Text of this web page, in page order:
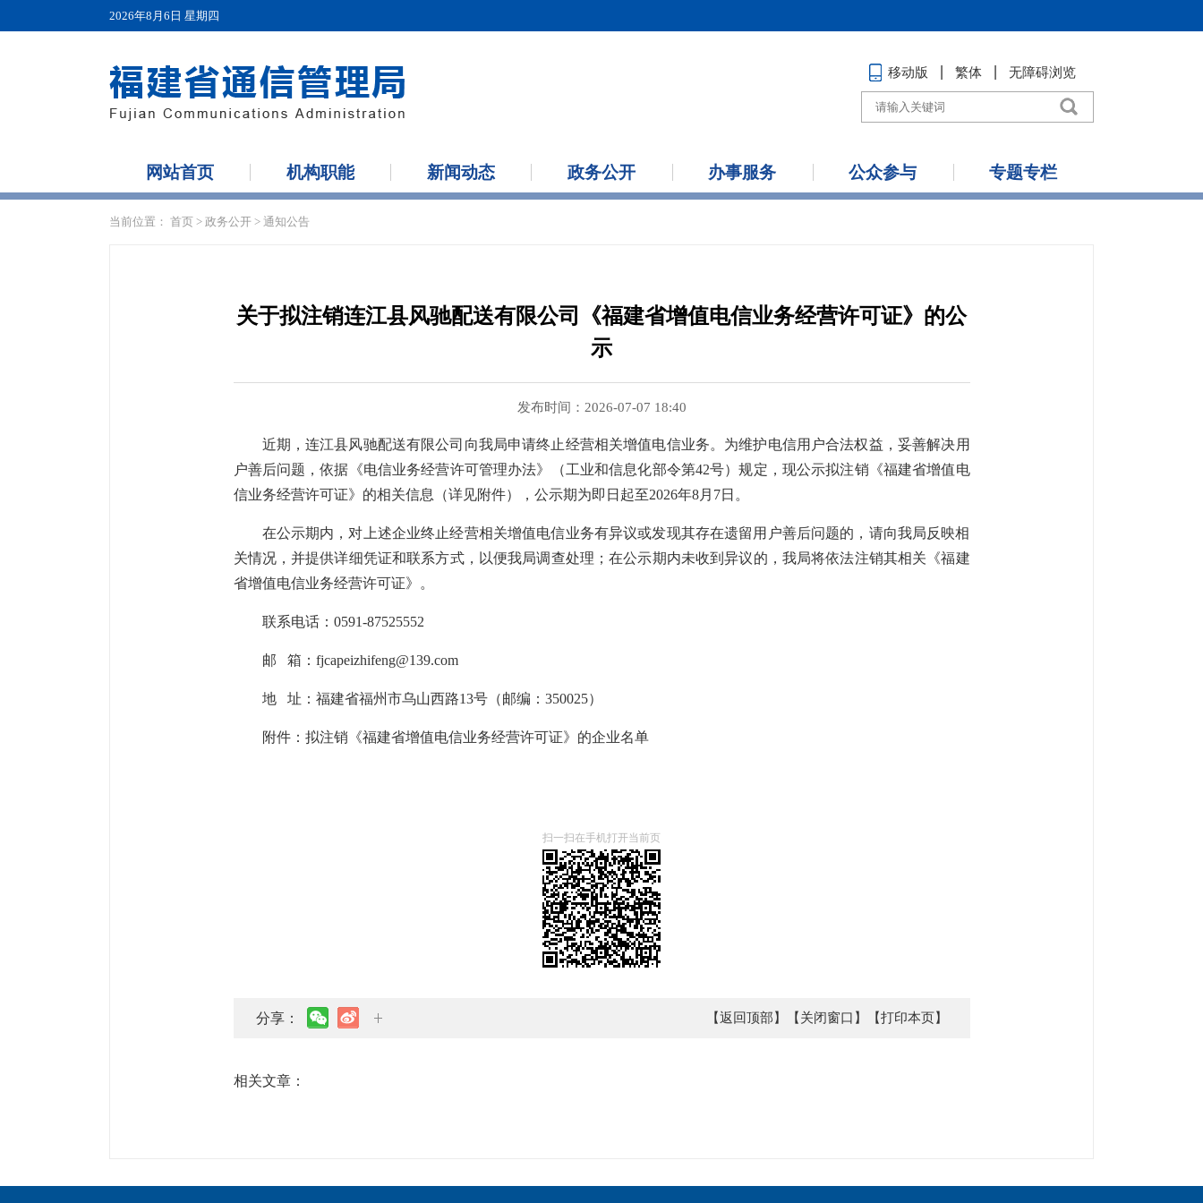
2026年8月6日 星期四
移动版 繁体 无障碍浏览
网站首页 机构职能 新闻动态 政务公开 办事服务 公众参与 专题专栏
当前位置： 首页 > 政务公开 > 通知公告
关于拟注销连江县风驰配送有限公司《福建省增值电信业务经营许可证》的公
示
发布时间：2026-07-07 18:40
近期， 连江县风驰配送有限公司 向我局申请终止经营相关增值电信业务。为维护电信用户合法权益，妥善解决用
户善后问题，依据《电信业务经营许可管理办法》（工业和信息化部令第42号）规定，现公示拟注销《福建省增值电
信业务经营许可证》的相关信息（详见附件），公示期为即日起至2026年8月 7日。
在公示期内，对上述企业终止经营相关增值电信业务有异议或发现其存在遗留用户善后问题的，请向我局反映相
关情况，并提供详细凭证和联系方式，以便我局调查处理；在公示期内未收到异议的，我局将依法注销其相关《福建
省增值电信业务经营许可证》。
联系电话： 0591-87525552
邮 箱： fjcapeizhifeng@139.com
地 址：福建省福州市乌山西路13号（邮编：350025）
附件： 拟注销《福建省增值电信业务经营许可证》的企业名单
扫一扫在手机打开当前页
分享： 【返回顶部】 【关闭窗口】 【打印本页】
相关文章：